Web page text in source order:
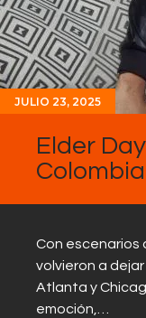
JULIO 23, 2025
Elder
Colombia
Con escenarios
volvieron a dejar
Atlanta y
emoción,…